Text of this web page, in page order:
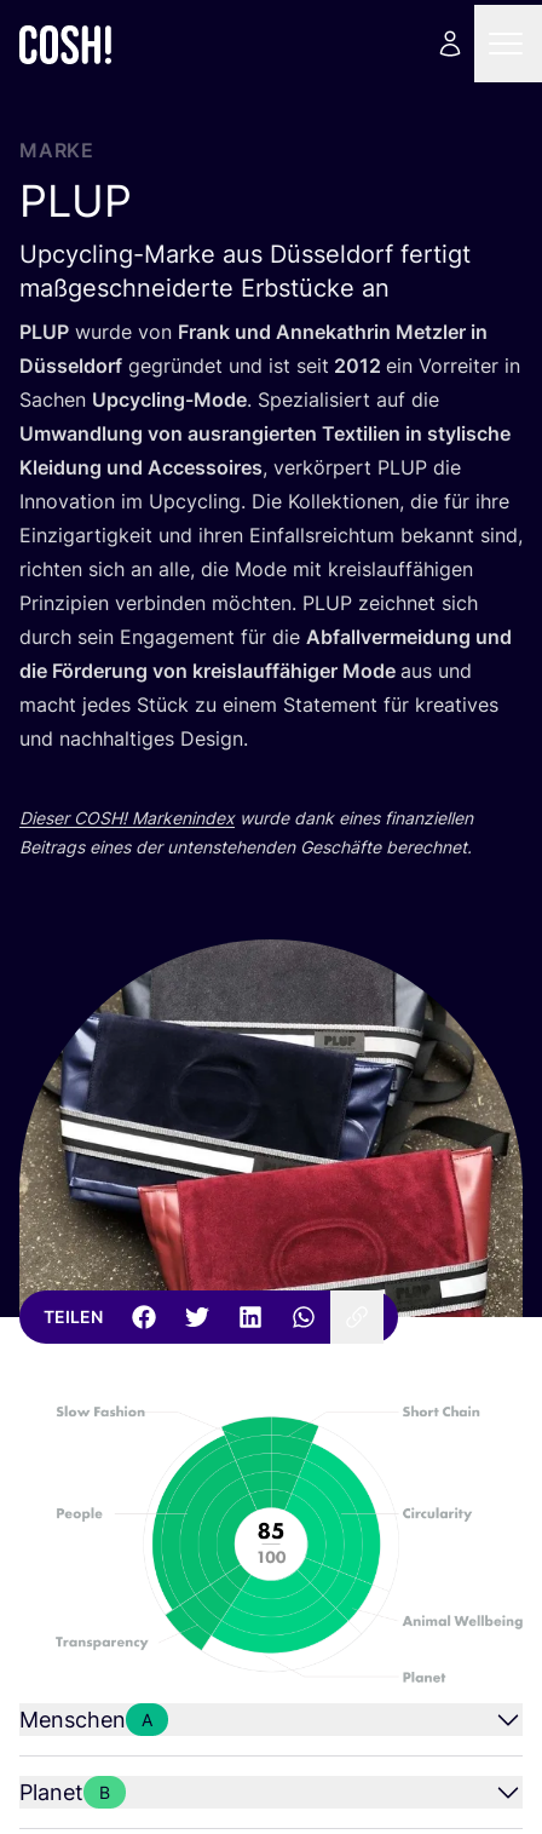
MARKE
PLUP
Upcycling-Marke aus Düsseldorf fertigt
maßgeschneiderte Erbstücke an
PLUP wur­de von Frank und Anne­kath­rin Metz­ler in
Düs­sel­dorf gegrün­det und ist seit 2012 ein Vor­rei­ter in
Sachen Upcy­cling-Mode. Spe­zia­li­siert auf die
Umwand­lung von aus­ran­gier­ten Tex­ti­li­en in sty­li­sche
Klei­dung und Acces­soires, ver­kör­pert PLUP die
Inno­va­ti­on im Upcy­cling. Die Kol­lek­tio­nen, die für ihre
Ein­zig­ar­tig­keit und ihren Ein­falls­reich­tum bekannt sind,
rich­ten sich an alle, die Mode mit kreis­lauf­fä­hi­gen
Prin­zi­pi­en ver­bin­den möch­ten. PLUP zeich­net sich
durch sein Enga­ge­ment für die Abfall­ver­mei­dung und
die För­de­rung von kreis­lauf­fä­hi­ger Mode aus und
macht jedes Stück zu einem State­ment für krea­ti­ves
und nach­hal­ti­ges Design.
Die­ser COSH! Mar­ken­in­dexwur­de dank eines finan­zi­el­len
Bei­trags eines der unten­ste­hen­den Geschäf­te berechnet.
TEILEN
Menschen A
Planet B